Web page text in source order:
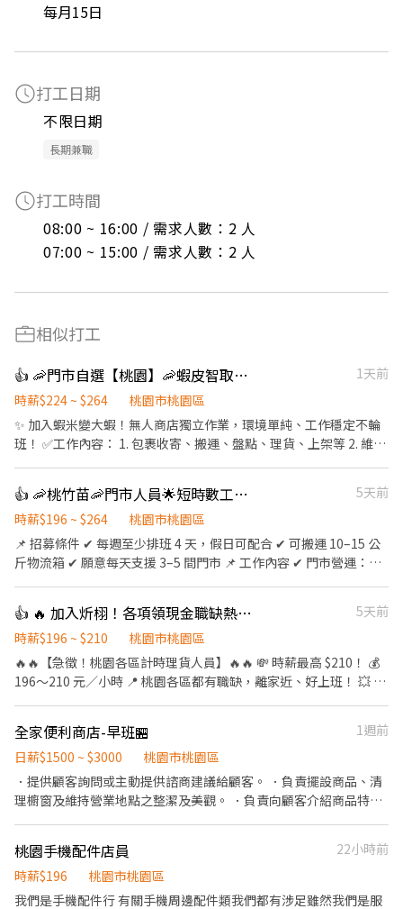
每月15日
打工日期
不限日期
長期兼職
打工時間
08:00 ~ 16:00 / 需求人數：2 人
07:00 ~ 15:00 / 需求人數：2 人
相似打工
👍 🦐門市自選【桃園】🦐蝦皮智取店 / 免經驗、快速報到 💰時薪 224 -264
1天前
時薪$224 ~ $264
桃園市桃園區
✨ 加入蝦米變大蝦！無人商店獨立作業，環境單純、工作穩定不輪
班！ ✅工作內容： 1. 包裹收寄、搬運、盤點、理貨、上架等 2. 維持
門市支援 🌙🌙夜班說明🌙🌙 工作型態：為每日跑點約3–10家門市，
跑點距離約16km內 需可配合(早班/晚班)擇一於門市安排受訓 🔔需
有機車&駕照🔔 ⸻ ✅工作時間： 🔹早班：07:00-12:00、07:30-
12:30、08:00-13:00、08:30-13:30 🔹晚班：17:30-22:30、17:30-
🔹假日早班：07:00-12:00 🔹假日晚班：17:30-23:30 (上班時數為
2~6小時，一個月至少6天，依實際情況而定) ⸻ ✅工作待遇：
日班時薪=$224 晚班另有獎金+20=時薪$244 夜班另有獎金+40=時
薪$264 ━━━━━━━━━━━━━ 📍 【熱門開缺地點】大同、
蘆竹、中壢、龜山、新屋、八德、平鎮 ━━━━━━━━━━━━
📩 【火速卡位應徵流程】 ➊ 點擊填寫廠商制式履歷（1分鐘完成，
快速安排送審）： 👉https://reurl.cc/Wbek79 🔒 【隱私防線】個資
➋加入留言： 👉https://lin.ee/OBnhVN5 私訊留下 ⌜姓名+電話
+應徵蝦皮門市人員」💥
👍 🦐桃竹苗🦐門市人員🌟短時數工作🌟零經驗也能快速上手
5天前
時薪$196 ~ $264
桃園市桃園區
📌 招募條件 ✔ 每週至少排班 4 天，假日可配合 ✔ 可搬運 10–15 公
斤物流箱 ✔ 願意每天支援 3–5 間門市 📌 工作內容 ✔ 門市營運：包
✔ 排班方式： ☀️ 早班兼職：每日 3–5 間門市 🌙 晚班兼職：每
日 1–3 間門市 ✔ 彈性支援：依需求調整，支援鄰近門市 📌 工作時
間 早班｜07:00–13:30、08:30–13:30 晚班｜17:30–23:30、
18:30–23:30 夜班｜23:30–03:30 有假日班 ( 只上週末和國定假日
栗縣大湖鄉中山路40號1樓 公館信義-智取店：苗栗縣公館鄉信義街
8之1號1、2樓 苗栗近光店：苗栗縣公館鄉近光路88號1樓 竹南龍山
店：苗栗縣竹南鎮龍山路三段343號1樓 苗栗自治店：苗栗縣苗栗市
自治路393號1樓 頭份自強-智取店：苗栗縣頭份市自強路28號1樓
頭份東興店：苗栗縣頭份市東興路122號1樓 頭份信東店：苗栗縣頭
份市信東路二段106號1樓 大園三和-智取店：桃園市大園區菓林路8
號1樓 大園大豐店：桃園市大園區大豐二街70號1樓 大園大觀-智取
區大觀路428號1樓 大園致遠-智取店：桃園市大園區致遠一路30號1
樓 大園崁腳-智取店：桃園市大園區和平西路108號1樓 大園菓林
👍 🔥 加入炘栩！各項領現金職缺熱烈招募中！🔥
5天前
時薪$196 ~ $210
桃園市桃園區
🔥🔥【急徵！桃園各區計時理貨人員】🔥🔥 💸 時薪最高 $210！ 💰
196～210 元／小時 📍 桃園各區都有職缺，離家近、好上班！ 💥 想
【工作內容】 ✅ 理貨 ✅ 貨物分類 ✅ 商品整理 ✅ 出貨作業 🕒【上班
時間】 🌆 中班｜16:00 ～ 貨量結束 🌙 夜班｜00:30 ～ 貨量結束 💯
想找一份穩定又好賺的工作嗎？ 💯 不用經驗，只要肯做，就有機會
穩定安排班別！ 📲 立即加入官方賴：@XINXU 📩 私訊留下： ✔ 姓
隊，一起賺錢！
全家便利商店-早班🏪
1週前
日薪$1500 ~ $3000
桃園市桃園區
．提供顧客詢問或主動提供諮商建議給顧客。 ．負責擺設商品、清
理櫥窗及維持營業地點之整潔及美觀。 ．負責向顧客介紹商品特
束營業前，統計銷售情形
桃園手機配件店員
22小時前
時薪$196
桃園市桃園區
我們是手機配件行 有關手機周邊配件類我們都有涉足雖然我們是服